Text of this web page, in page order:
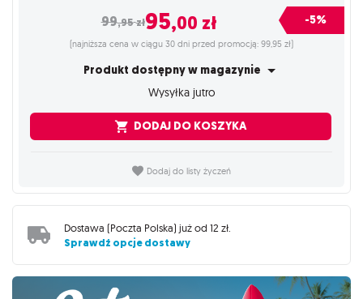
99,95zł95,00 zł -5%
(najniższa cena w ciągu 30 dni przed promocją: 99,95 zł)
Produkt dostępny w magazynie
Wysyłka jutro
DODAJ DO KOSZYKA
Dodaj do listy życzeń
Dostawa (Poczta Polska) już od 12 zł
Sprawdź opcje dostawy